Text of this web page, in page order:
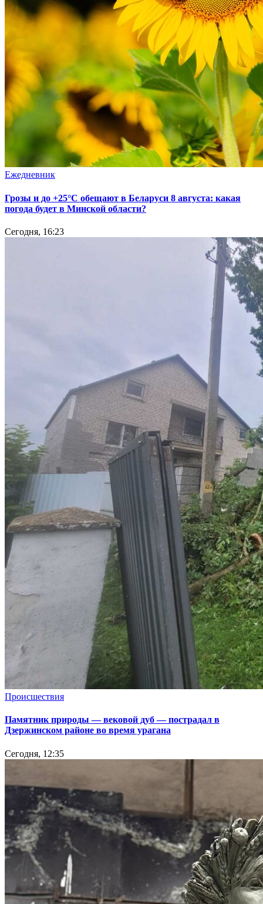
Ежедневник
Грозы и до +25°С обещают в Беларуси 8 августа: какая
погода будет в Минской области?
Сегодня, 16:23
Происшествия
Памятник природы — вековой дуб — пострадал в
Дзержинском районе во время урагана
Сегодня, 12:35